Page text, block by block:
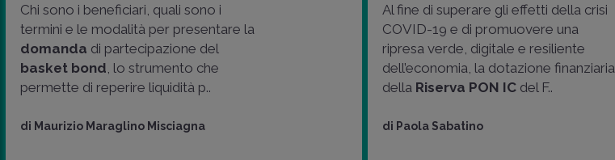
Chi sono i beneficiari, quali sono i
termini e le modalità per presentare la
domanda di partecipazione del
basket bond , lo strumento che
permette di reperire liquidità p..
di Maurizio Maraglino Misciagna
Al fine di superare gli effetti della crisi
COVID-19 e di promuovere una
ripresa verde, digitale e resiliente
dell’economia, la dotazione finanziaria
della Riserva PON IC del F..
di Paola Sabatino